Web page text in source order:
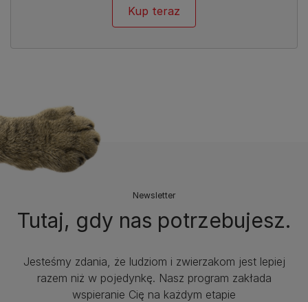
Kup teraz
Newsletter
Tutaj, gdy nas potrzebujesz.
Jesteśmy zdania, że ludziom i zwierzakom jest lepiej
razem niż w pojedynkę. Nasz program zakłada
wspieranie Cię na każdym etapie